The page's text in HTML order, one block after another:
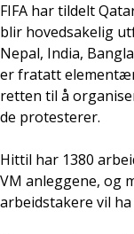
FIFA har tildelt
blir hovedsakelig
Nepal, India,
er fratatt
retten til å
de protesterer.
Hittil har 1380
VM anleggene, og
arbeidstakere vil